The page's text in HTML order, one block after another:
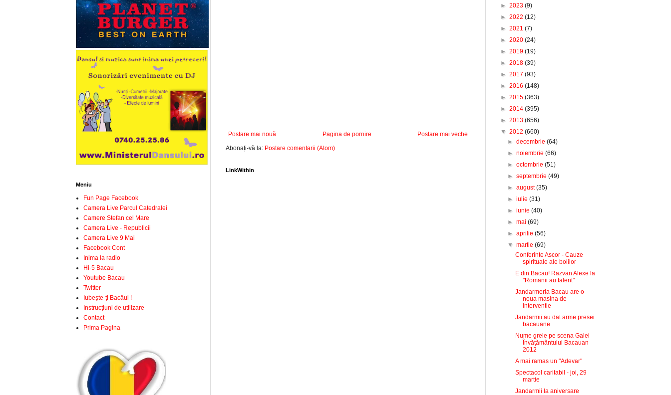
Postare mai nouă Postare mai veche
Pagina de pornire
Abonați-vă la: Postare comentarii (Atom)
LinkWithin
Meniu
Fun Page Facebook
Camera Live Parcul Catedralei
Camere Stefan cel Mare
Camera Live - Republicii
Camera Live 9 Mai
Facebook Cont
Inima la radio
Hi-5 Bacau
Youtube Bacau
Twitter
Iubește-ți Bacăul !
Instrucțiuni de utilizare
Contact
Prima Pagina
► 2023 (9)
► 2022 (12)
► 2021 (7)
► 2020 (24)
► 2019 (19)
► 2018 (39)
► 2017 (93)
► 2016 (148)
► 2015 (363)
► 2014 (395)
► 2013 (656)
▼ 2012 (660)
►decembrie(64)
►noiembrie(66)
►octombrie(51)
►septembrie(49)
►august(35)
►iulie(31)
►iunie(40)
►mai(69)
►aprilie(56)
▼martie(69)
Conferinte Ascor - Cauze
spirituale ale bolilor
E din Bacau! Razvan Alexe la
"Romanii au talent"
Jandarmeria Bacau are o
noua masina de
interventie
Jandarmii au dat arme presei
bacauane
Nume grele pe scena Galei
Învățământului Bacauan
2012
A mai ramas un "Adevar"
Spectacol caritabil - joi, 29
martie
Jandarmii la aniversare